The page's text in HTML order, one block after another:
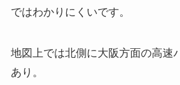
ではわかりにくいです。
地図上では北側に大阪方面の高速
あり。